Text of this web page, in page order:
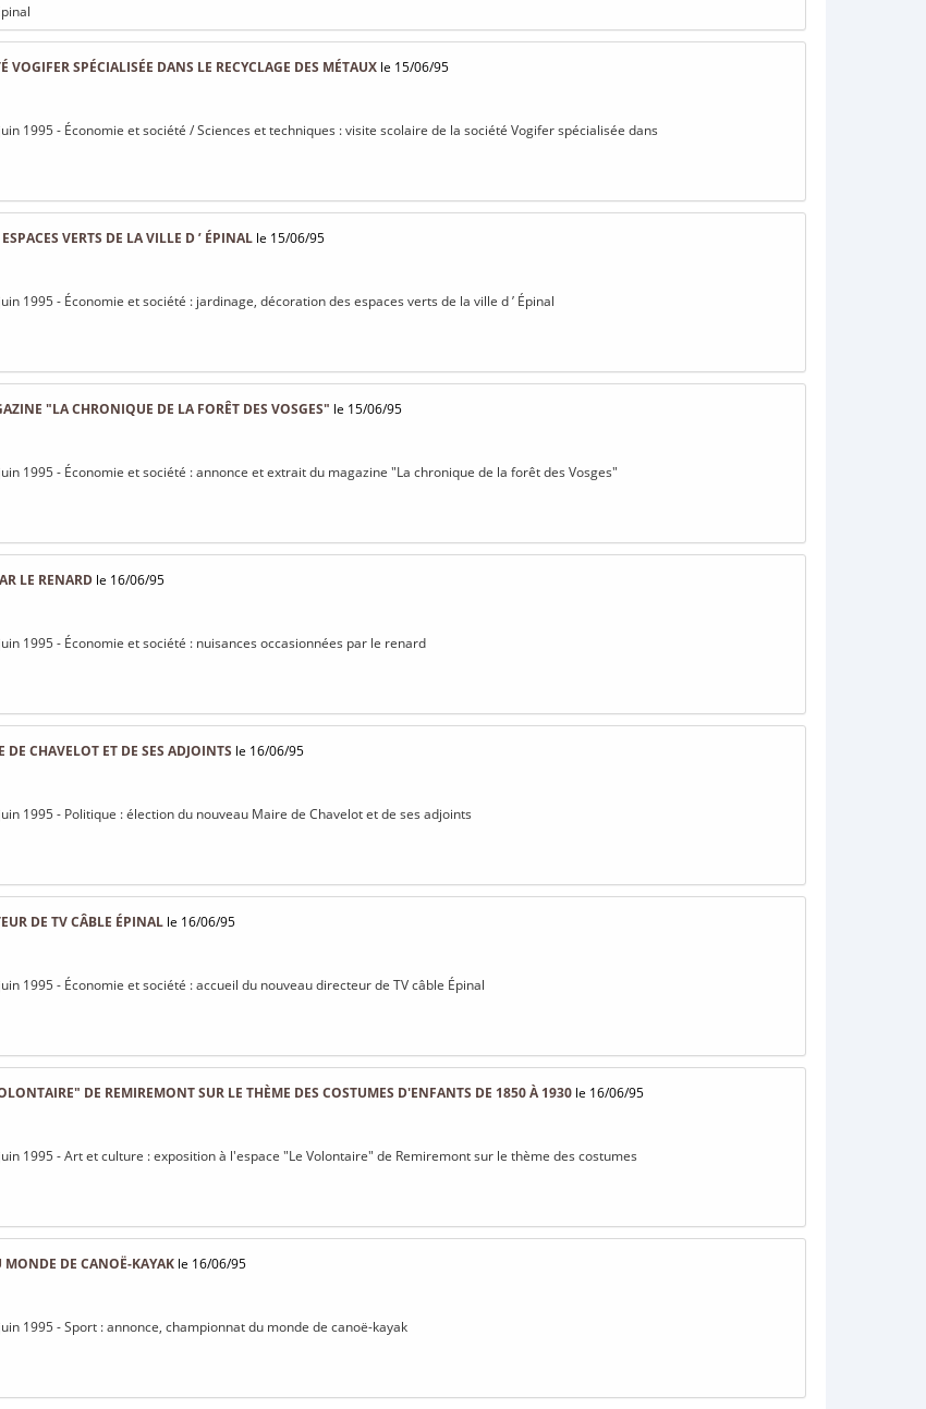
VOGIFER SPÉCIALISÉE DANS LE RECYCLAGE DES MÉTAUX le 15/06/95
1995 - Économie et société / Sciences et techniques : visite scolaire de la société Vogifer spécialisée dans
VERTS DE LA VILLE D ’ ÉPINAL le 15/06/95
1995 - Économie et société : jardinage, décoration des espaces verts de la ville d ’ Épinal
"LA CHRONIQUE DE LA FORÊT DES VOSGES" le 15/06/95
1995 - Économie et société : annonce et extrait du magazine "La chronique de la forêt des Vosges"
LE RENARD le 16/06/95
1995 - Économie et société : nuisances occasionnées par le renard
CHAVELOT ET DE SES ADJOINTS le 16/06/95
1995 - Politique : élection du nouveau Maire de Chavelot et de ses adjoints
DE TV CÂBLE ÉPINAL le 16/06/95
1995 - Économie et société : accueil du nouveau directeur de TV câble Épinal
DE REMIREMONT SUR LE THÈME DES COSTUMES D'ENFANTS DE 1850 À 1930 le 16/06/95
1995 - Art et culture : exposition à l'espace "Le Volontaire" de Remiremont sur le thème des costumes
DE CANOË-KAYAK le 16/06/95
1995 - Sport : annonce, championnat du monde de canoë-kayak